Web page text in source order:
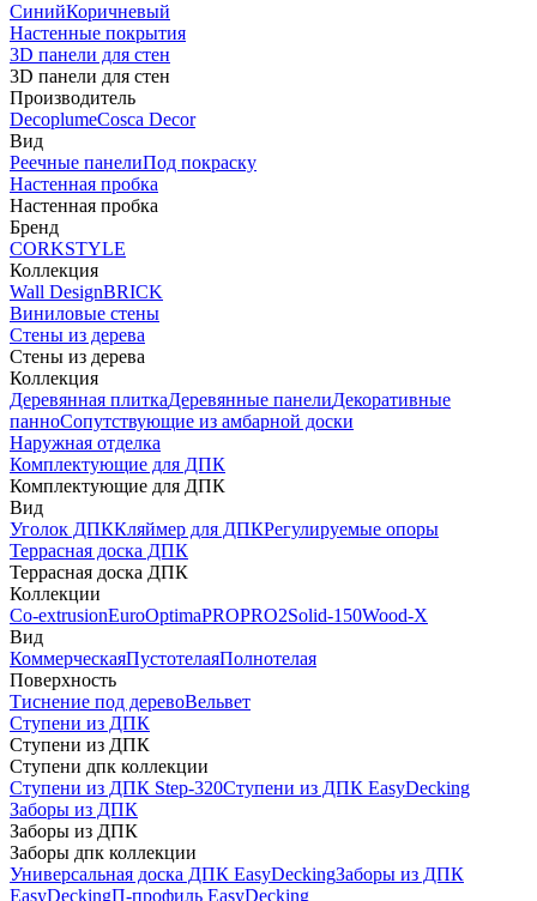
СинийКоричневый
Настенные покрытия
3D панели для стен
3D панели для стен
Производитель
DecoplumeCosca Decor
Вид
Реечные панелиПод покраску
Настенная пробка
Настенная пробка
Бренд
CORKSTYLE
Коллекция
Wall DesignBRICK
Виниловые стены
Стены из дерева
Стены из дерева
Коллекция
Деревянная плиткаДеревянные панелиДекоративные
панноСопутствующие из амбарной доски
Наружная отделка
Комплектующие для ДПК
Комплектующие для ДПК
Вид
Уголок ДПККляймер для ДПКРегулируемые опоры
Террасная доска ДПК
Террасная доска ДПК
Коллекции
Co-extrusionEuroOptimaPROPRO2Solid-150Wood-X
Вид
КоммерческаяПустотелаяПолнотелая
Поверхность
Тиснение под деревоВельвет
Ступени из ДПК
Ступени из ДПК
Ступени дпк коллекции
Ступени из ДПК Step-320Ступени из ДПК EasyDecking
Заборы из ДПК
Заборы из ДПК
Заборы дпк коллекции
Универсальная доска ДПК EasyDeckingЗаборы из ДПК
EasyDeckingП-профиль EasyDecking